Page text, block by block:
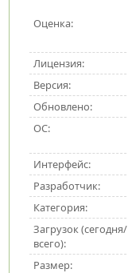
Оценка:
Лицензия:
Версия:
Обновлено:
ОС:
Интерфейс:
Разработчик:
Категория:
Загрузок (сегодня/
всего):
Размер: